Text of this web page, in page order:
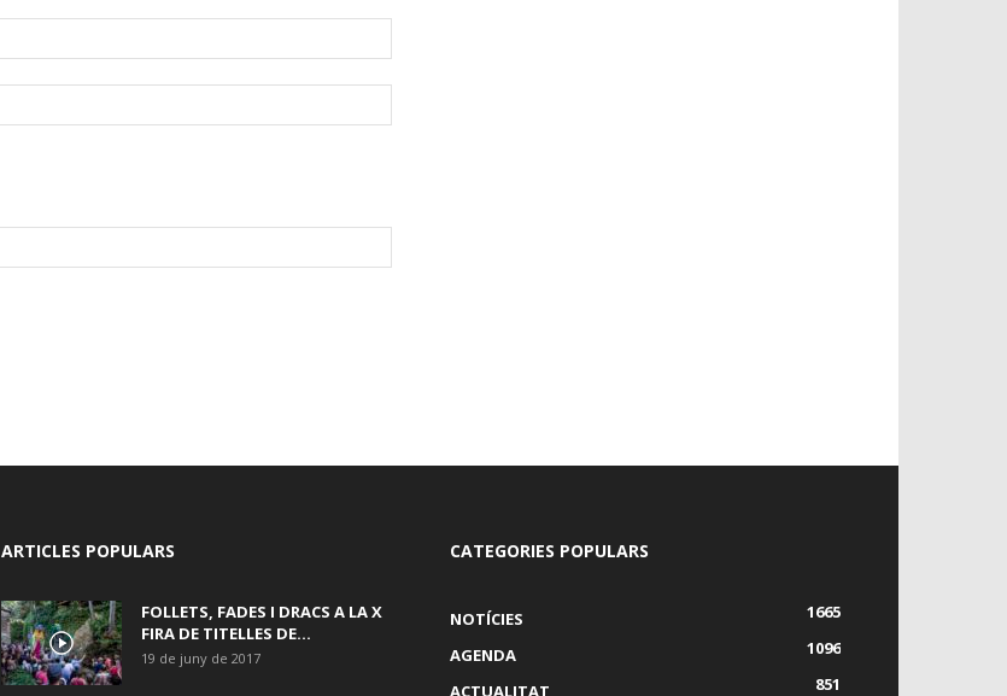
ARTICLES POPULARS
FOLLETS, FADES I DRACS A LA X
FIRA DE TITELLES DE...
19 de juny de 2017
CATEGORIES POPULARS
NOTÍCIES
1665
AGENDA
1096
ACTUALITAT
851